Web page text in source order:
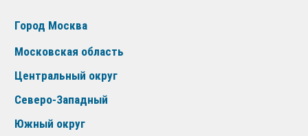
Город Москва
Московская область
Центральный округ
Северо-Западный
Южный округ